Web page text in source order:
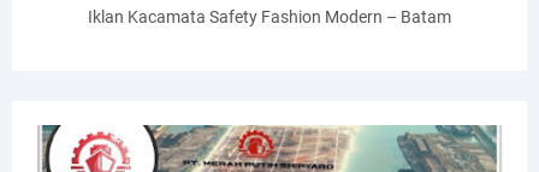
Iklan Kacamata Safety Fashion Modern – Batam